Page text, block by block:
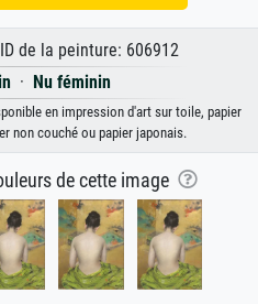
de la peinture: 606912
· Nu féminin
en impression d'art sur toile, papier
non couché ou papier japonais.
de cette image